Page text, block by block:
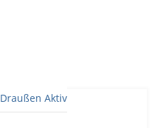
Draußen Aktiv